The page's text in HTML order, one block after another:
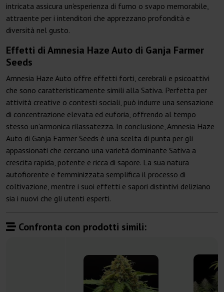
intricata assicura un'esperienza di fumo o svapo memorabile,
attraente per i intenditori che apprezzano profondità e
diversità nel gusto.
Effetti di Amnesia Haze Auto di Ganja Farmer
Seeds
Amnesia Haze Auto offre effetti forti, cerebrali e psicoattivi
che sono caratteristicamente simili alla Sativa. Perfetta per
attività creative o contesti sociali, può indurre una sensazione
di concentrazione elevata ed euforia, offrendo al tempo
stesso un'armonica rilassatezza. In conclusione, Amnesia Haze
Auto di Ganja Farmer Seeds è una scelta di punta per gli
appassionati che cercano una varietà dominante Sativa a
crescita rapida, potente e ricca di sapore. La sua natura
autofiorente e femminizzata semplifica il processo di
coltivazione, mentre i suoi effetti e sapori distintivi deliziano
sia i nuovi che gli utenti esperti.
Confronta con prodotti simili: